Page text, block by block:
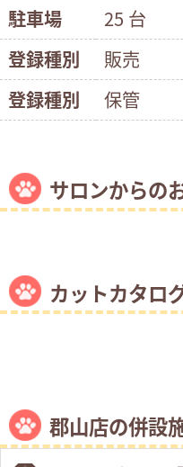
駐車場
25 台
登録種別
販売
登録種別
保管
サロンからの
カットカタロ
郡山店の併設